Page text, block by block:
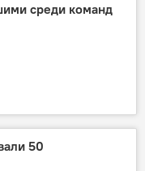
среди команд
50